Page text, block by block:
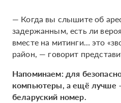
— Когда вы слышите об
задержанным, есть ли
вместе на митинги… это
район, — говорит
Напоминаем: для
компьютеры, а ещё лучше
беларуский номер.